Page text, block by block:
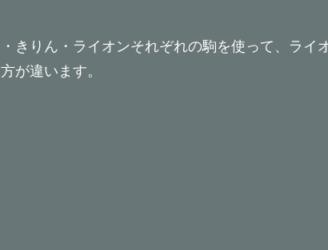
きりん・ライオンそれぞれの駒を使って、ライ
が違います。